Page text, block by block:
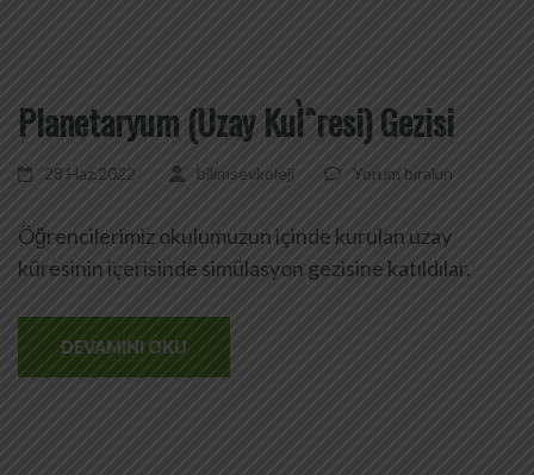
Planetaryum (Uzay KuÌˆresi) Gezisi
28 Haz,2022 bilimsevkoleji Yorum bırakın
Öğrencilerimiz okulumuzun içinde kurulan uzay
küresinin içerisinde simülasyon gezisine katıldılar.
DEVAMINI OKU